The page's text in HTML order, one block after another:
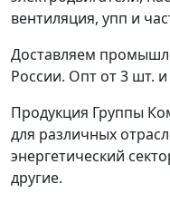
вентиляция, упп и
Доставляем
России. Опт от 3 шт.
Продукция Группы
для различных
энергетический
другие.